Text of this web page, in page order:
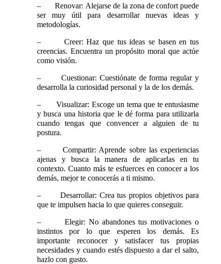
– Renovar: Alejarse de la zona de confort puede
ser muy útil para desarrollar nuevas ideas y
metodologías.
– Creer: Haz que tus ideas se basen en tus
creencias. Encuentra un propósito moral que actúe
como visión.
– Cuestionar: Cuestiónate de forma regular y
desarrolla la curiosidad personal y la de los demás.
– Visualizar: Escoge un tema que te entusiasme
y busca una historia que le dé forma para utilizarla
cuando tengas que convencer a alguien de tu
postura.
– Compartir: Aprende sobre las experiencias
ajenas y busca la manera de aplicarlas en tu
contexto. Cuanto más te esfuerces en conocer a los
demás, mejor te conocerás a ti mismo.
– Desarrollar: Crea tus propios objetivos para
que te impulsen hacia lo que quieres conseguir.
– Elegir: No abandones tus motivaciones o
instintos por lo que esperen los demás. Es
importante reconocer y satisfacer tus propias
necesidades y cuando estés dispuesto a dar el salto,
hazlo con gusto.